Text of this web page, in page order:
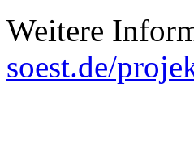
Weitere
soest.de/